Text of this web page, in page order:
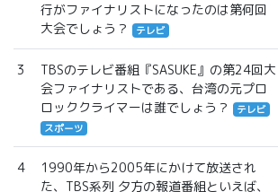
行がファイナリストになったのは第何回
大会でしょう？
テレビ
3
TBSのテレビ番組『SASUKE』の第24回大
会ファイナリストである、台湾の元プロ
ロッククライマーは誰でしょう？
テレビ
スポーツ
4
1990年から2005年にかけて放送され
た、TBS系列 夕方の報道番組といえば、